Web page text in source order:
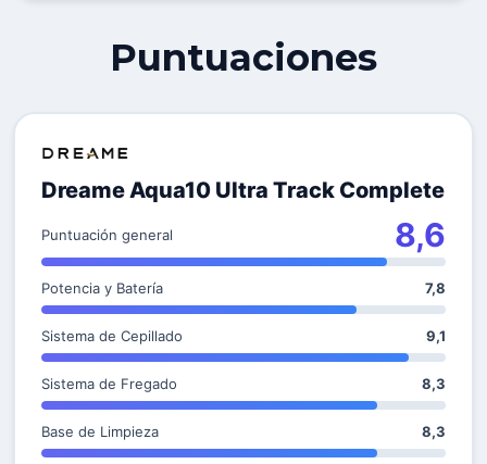
Puntuaciones
Dreame Aqua10 Ultra Track Complete
Puntuación general 8,6
Potencia y Batería 7,8
Sistema de Cepillado 9,1
Sistema de Fregado 8,3
Base de Limpieza 8,3